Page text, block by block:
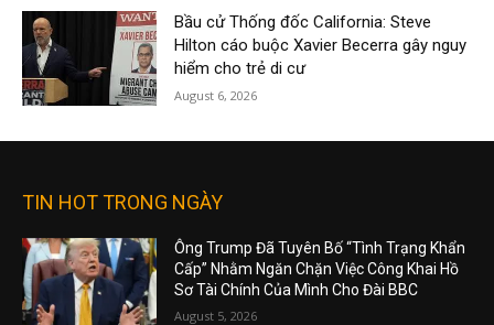
Bầu cử Thống đốc California: Steve
Hilton cáo buộc Xavier Becerra gây nguy
hiểm cho trẻ di cư
August 6, 2026
TIN HOT TRONG NGÀY
Ông Trump Đã Tuyên Bố “Tình Trạng Khẩn
Cấp” Nhằm Ngăn Chặn Việc Công Khai Hồ
Sơ Tài Chính Của Mình Cho Đài BBC
August 5, 2026